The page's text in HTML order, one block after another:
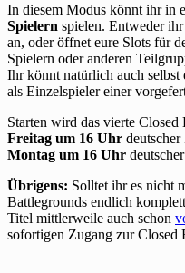
In diesem Modus könnt ihr in
Spielern spielen. Entweder
an, oder öffnet eure Slots für
Spielern oder anderen
Ihr könnt natürlich auch selbst
als Einzelspieler einer
Starten wird das vierte Closed
Freitag um 16 Uhr
Montag um 16 Uhr
Übrigens: Solltet ihr es nicht
Battlegrounds endlich
Titel mittlerweile auch schon
sofortigen Zugang zur Closed